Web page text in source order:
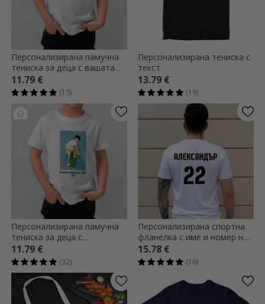
Персонализирана памучна
тениска за деца с вашата
портретна графика
11.79 €
(15)
Персонализирана тениска с
текст
13.79 €
(19)
Персонализирана памучна
тениска за деца с
портретна снимка и текст
11.79 €
(32)
Персонализирана спортна
фланелка с име и номер на
гърба - модел за футбол
15.78 €
(16)